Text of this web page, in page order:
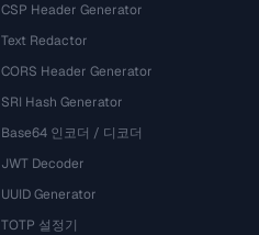
CSP Header Generator
Text Redactor
CORS Header Generator
SRI Hash Generator
Base64 인코더 / 디코더
JWT Decoder
UUID Generator
TOTP 설정기